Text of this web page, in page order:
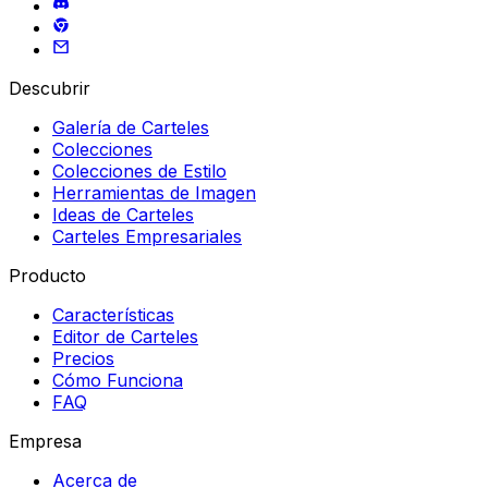
Descubrir
Galería de Carteles
Colecciones
Colecciones de Estilo
Herramientas de Imagen
Ideas de Carteles
Carteles Empresariales
Producto
Características
Editor de Carteles
Precios
Cómo Funciona
FAQ
Empresa
Acerca de